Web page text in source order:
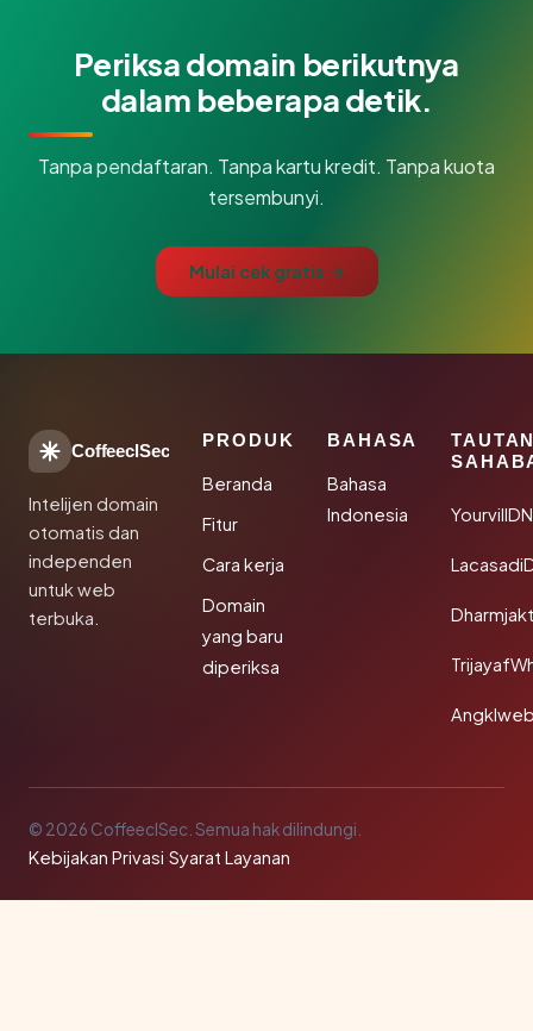
Periksa domain berikutnya
dalam beberapa detik.
Tanpa pendaftaran. Tanpa kartu kredit. Tanpa kuota
tersembunyi.
Mulai cek gratis →
CoffeeclSec
Intelijen domain
otomatis dan
independen
untuk web
terbuka.
PRODUK
Beranda
Fitur
Cara kerja
Domain
yang baru
diperiksa
BAHASA
Bahasa
Indonesia
© 2026 CoffeeclSec. Semua hak dilindungi.
Kebijakan Privasi·Syarat Layanan